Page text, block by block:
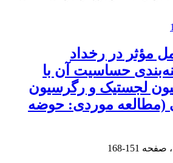
مؤثر در رخداد
حساسیت آن با
لجستیک ‏و رگرسیون
(مطالعه موردی: حوضه
151-168